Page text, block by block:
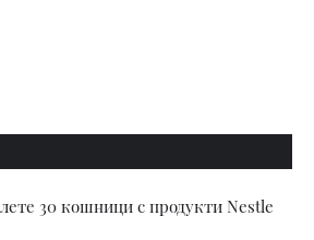
30 кошници с продукти Nestle